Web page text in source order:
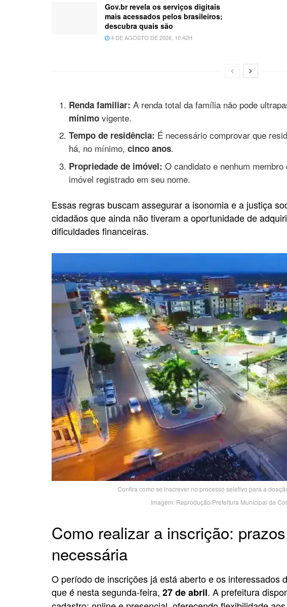
Gov.br revela os serviços digitais
mais acessados pelos brasileiros;
descubra quais são
4 DE AGOSTO DE 2026, 10:42H
Renda familiar: A renda total da família não pode
mínimo vigente.
Tempo de residência: É necessário comprovar que
há, no mínimo,cinco anos.
Propriedade de imóvel: O candidato e nenhum
imóvel registrado em seu nome.
Essas regras buscam assegurar a isonomia e a justiça
cidadãos que ainda não tiveram a oportunidade de
dificuldades financeiras.
Confira como se inscrever no processo seletivo para a
Imagem: Reprodução/Prefeitura Municipal de
Como realizar a inscrição:
necessária
O período de inscrições já está aberto e os interessados
que é nesta segunda-feira, 27 de abril. A prefeitura